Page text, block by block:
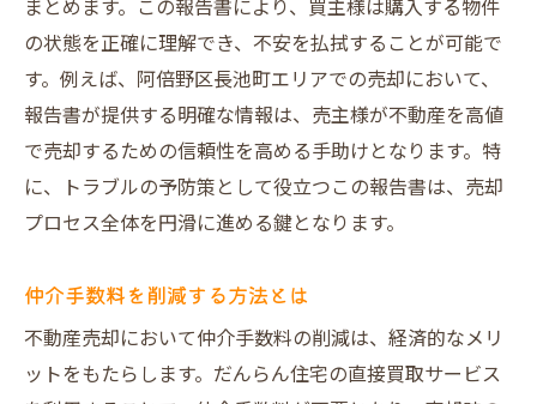
まとめます。この報告書により、買主様は購入する物件
の状態を正確に理解でき、不安を払拭することが可能で
す。例えば、阿倍野区長池町エリアでの売却において、
報告書が提供する明確な情報は、売主様が不動産を高値
で売却するための信頼性を高める手助けとなります。特
に、トラブルの予防策として役立つこの報告書は、売却
プロセス全体を円滑に進める鍵となります。
仲介手数料を削減する方法とは
不動産売却において仲介手数料の削減は、経済的なメリ
ットをもたらします。だんらん住宅の直接買取サービス